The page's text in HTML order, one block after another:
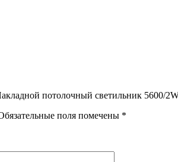
потолочный светильник 5600/
поля помечены *